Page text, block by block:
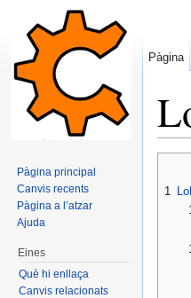
1
Pàgina
Pàgina principal
Canvis recents
Pàgina a l’atzar
Ajuda
Eines
Què hi enllaça
Canvis relacionats